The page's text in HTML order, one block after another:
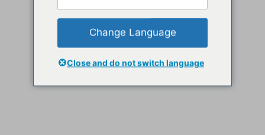
Командная работа приведет к успеху.
HAKOH MADE, YOUR LIFE EASY
Change Language
Close and do not switch language